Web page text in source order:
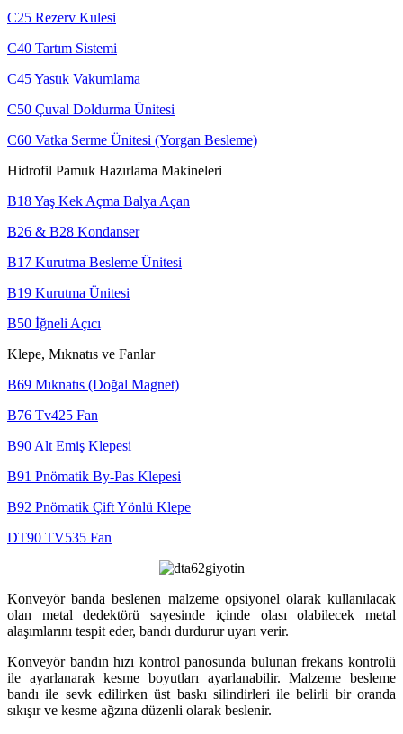
C25 Rezerv Kulesi
C40 Tartım Sistemi
C45 Yastık Vakumlama
C50 Çuval Doldurma Ünitesi
C60 Vatka Serme Ünitesi (Yorgan Besleme)
Hidrofil Pamuk Hazırlama Makineleri
B18 Yaş Kek Açma Balya Açan
B26 & B28 Kondanser
B17 Kurutma Besleme Ünitesi
B19 Kurutma Ünitesi
B50 İğneli Açıcı
Klepe, Mıknatıs ve Fanlar
B69 Mıknatıs (Doğal Magnet)
B76 Tv425 Fan
B90 Alt Emiş Klepesi
B91 Pnömatik By-Pas Klepesi
B92 Pnömatik Çift Yönlü Klepe
DT90 TV535 Fan
Konveyör banda beslenen malzeme opsiyonel olarak kullanılacak
olan metal dedektörü sayesinde içinde olası olabilecek metal
alaşımlarını tespit eder, bandı durdurur uyarı verir.
Konveyör bandın hızı kontrol panosunda bulunan frekans kontrolü
ile ayarlanarak kesme boyutları ayarlanabilir. Malzeme besleme
bandı ile sevk edilirken üst baskı silindirleri ile belirli bir oranda
sıkışır ve kesme ağzına düzenli olarak beslenir.